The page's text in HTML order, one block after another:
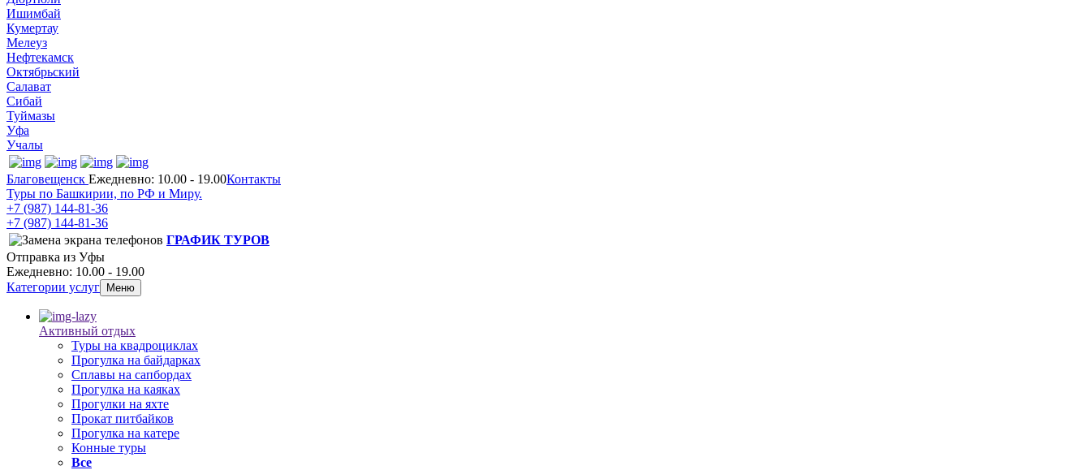
Ишимбай
Кумертау
Мелеуз
Нефтекамск
Октябрьский
Салават
Сибай
Туймазы
Уфа
Учалы
Благовещенск Ежедневно: 10.00 - 19.00Контакты
Туры по Башкирии, по РФ и Миру.
+7 (987) 144-81-36
+7 (987) 144-81-36
ГРАФИК ТУРОВ
Отправка из Уфы
Ежедневно: 10.00 - 19.00
Категории услуг
Меню
Активный отдых
Туры на квадроциклах
Прогулка на байдарках
Сплавы на сапбордах
Прогулка на каяках
Прогулки на яхте
Прокат питбайков
Прогулка на катере
Конные туры
Все